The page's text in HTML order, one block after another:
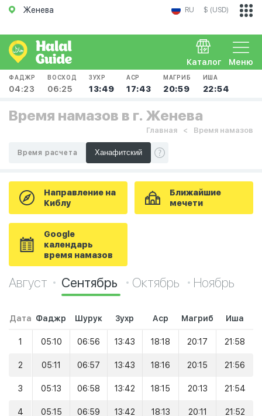
Женева RU $ (USD)
Меню
Каталог
ФАДЖР
04:23
ВОСХОД
06:25
ЗУХР
13:49
АСР
17:43
МАГРИБ
20:59
ИША
22:54
Время намазов в г. Женева
Главная Время намазов
Время расчета
Направление на
Киблу
Ближайшие
мечети
Google
календарь
время намазов
Август Сентябрь Октябрь Ноябрь
Дата Фаджр Шурук Зухр Аср Магриб Иша
1 05:10 06:56 13:43 18:18 20:17 21:58
2 05:11 06:57 13:43 18:16 20:15 21:56
3 05:13 06:58 13:42 18:15 20:13 21:54
4 05:15 06:59 13:42 18:13 20:11 21:52